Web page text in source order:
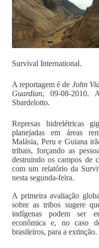
Survival International.
A reportagem é de John
Guardian, 09-08-2010.
Sbardelotto.
Represas hidrelétricas
planejadas em áreas
Malásia, Peru e Guiana
tribais, forçando as
destruindo os campos de
com um relatório da
nesta segunda-feira.
A primeira avaliação
sobre as tribos sugere
indígenas podem ser
econômica e, no caso
brasileiros, para a extinção.